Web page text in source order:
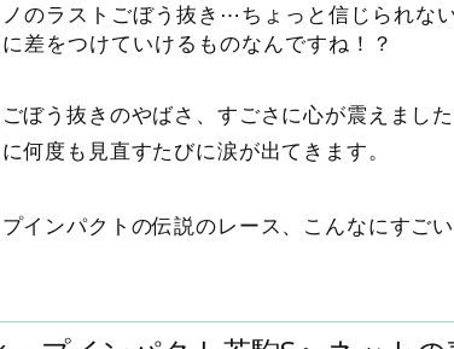
のラストごぼう抜き⋯ちょっと信じられな
差をつけていけるものなんですね！？
ぼう抜きのやばさ、すごさに心が震えました
何度も見直すたびに涙が出てきます。
インパクトの伝説のレース、こんなにすご